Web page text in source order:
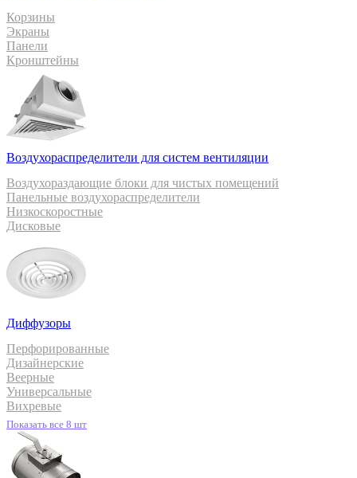
Корзины
Экраны
Панели
Кронштейны
Воздухораспределители для систем вентиляции
Воздухораздающие блоки для чистых помещений
Панельные воздухораспределители
Низкоскоростные
Дисковые
Диффузоры
Перфорированные
Дизайнерские
Веерные
Универсальные
Вихревые
Показать все 8 шт